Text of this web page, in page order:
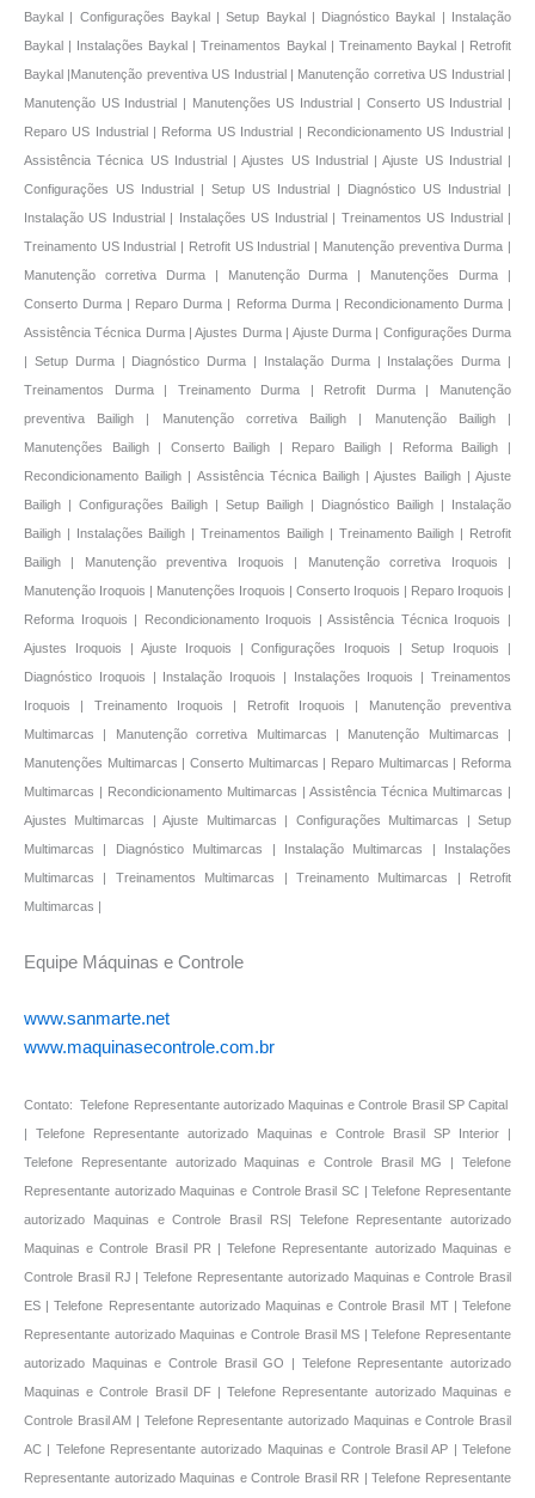
Manutenção preventiva US Industrial | Manutenção corretiva US Industrial |
Manutenção US Industrial | Manutenções US Industrial | Conserto US Industrial |
Reparo US Industrial | Reforma US Industrial | Recondicionamento US Industrial |
Assistência Técnica US Industrial | Ajustes US Industrial | Ajuste US Industrial |
Configurações US Industrial | Setup US Industrial | Diagnóstico US Industrial |
Instalação US Industrial | Instalações US Industrial | Treinamentos US Industrial |
Treinamento US Industrial | Retrofit US Industrial | Manutenção preventiva Durma |
Manutenção corretiva Durma | Manutenção Durma | Manutenções Durma |
Conserto Durma | Reparo Durma | Reforma Durma | Recondicionamento Durma |
Assistência Técnica Durma | Ajustes Durma | Ajuste Durma | Configurações Durma
| Setup Durma | Diagnóstico Durma | Instalação Durma | Instalações Durma |
Treinamentos Durma | Treinamento Durma | Retrofit Durma | Manutenção
preventiva Bailigh | Manutenção corretiva Bailigh | Manutenção Bailigh |
Manutenções Bailigh | Conserto Bailigh | Reparo Bailigh | Reforma Bailigh |
Recondicionamento Bailigh | Assistência Técnica Bailigh | Ajustes Bailigh | Ajuste
Bailigh | Configurações Bailigh | Setup Bailigh | Diagnóstico Bailigh | Instalação
Bailigh | Instalações Bailigh | Treinamentos Bailigh | Treinamento Bailigh | Retrofit
Bailigh | Manutenção preventiva Iroquois | Manutenção corretiva Iroquois |
Manutenção Iroquois | Manutenções Iroquois | Conserto Iroquois | Reparo Iroquois |
Reforma Iroquois | Recondicionamento Iroquois | Assistência Técnica Iroquois |
Ajustes Iroquois | Ajuste Iroquois | Configurações Iroquois | Setup Iroquois |
Diagnóstico Iroquois | Instalação Iroquois | Instalações Iroquois | Treinamentos
Iroquois | Treinamento Iroquois | Retrofit Iroquois | Manutenção preventiva
Multimarcas | Manutenção corretiva Multimarcas | Manutenção Multimarcas |
Manutenções Multimarcas | Conserto Multimarcas | Reparo Multimarcas | Reforma
Multimarcas | Recondicionamento Multimarcas | Assistência Técnica Multimarcas |
Ajustes Multimarcas | Ajuste Multimarcas | Configurações Multimarcas | Setup
Multimarcas | Diagnóstico Multimarcas | Instalação Multimarcas | Instalações
Multimarcas | Treinamentos Multimarcas | Treinamento Multimarcas | Retrofit
Multimarcas |
Equipe Máquinas e Controle
www.sanmarte.net
www.maquinasecontrole.com.br
Contato: Telefone Representante autorizado Maquinas e Controle Brasil SP Capital
| Telefone Representante autorizado Maquinas e Controle Brasil SP Interior |
Telefone Representante autorizado Maquinas e Controle Brasil MG | Telefone
Representante autorizado Maquinas e Controle Brasil SC | Telefone Representante
autorizado Maquinas e Controle Brasil RS| Telefone Representante autorizado
Maquinas e Controle Brasil PR | Telefone Representante autorizado Maquinas e
Controle Brasil RJ | Telefone Representante autorizado Maquinas e Controle Brasil
ES | Telefone Representante autorizado Maquinas e Controle Brasil MT | Telefone
Representante autorizado Maquinas e Controle Brasil MS | Telefone Representante
autorizado Maquinas e Controle Brasil GO | Telefone Representante autorizado
Maquinas e Controle Brasil DF | Telefone Representante autorizado Maquinas e
Controle Brasil AM | Telefone Representante autorizado Maquinas e Controle Brasil
AC | Telefone Representante autorizado Maquinas e Controle Brasil AP | Telefone
Representante autorizado Maquinas e Controle Brasil RR | Telefone Representante